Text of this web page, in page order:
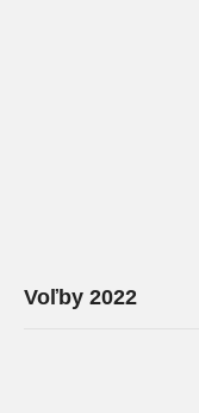
Voľby 2022